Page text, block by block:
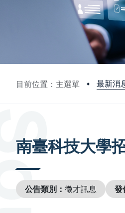
目前位置：主選單 最新消
南臺科技大學
公告類別： 徵才訊息 發